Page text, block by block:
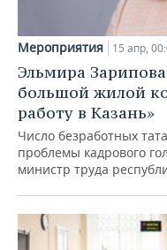
Мероприятия 15 апр,
Эльмира
большой жилой
работу в Казань»
Число безработных
проблемы кадрового
министр труда